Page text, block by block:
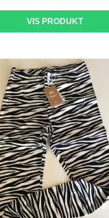
VIS PRODUKT